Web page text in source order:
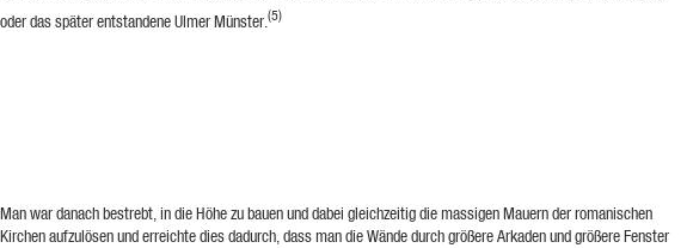
oder das später entstandene Ulmer Münster. (5)
Man war danach bestrebt, in die Höhe zu bauen und dabei gleichzeitig die massigen Mauern der romanischen
Kirchen aufzulösen und erreichte dies dadurch, dass man die Wände durch größere Arkaden und größere Fenster